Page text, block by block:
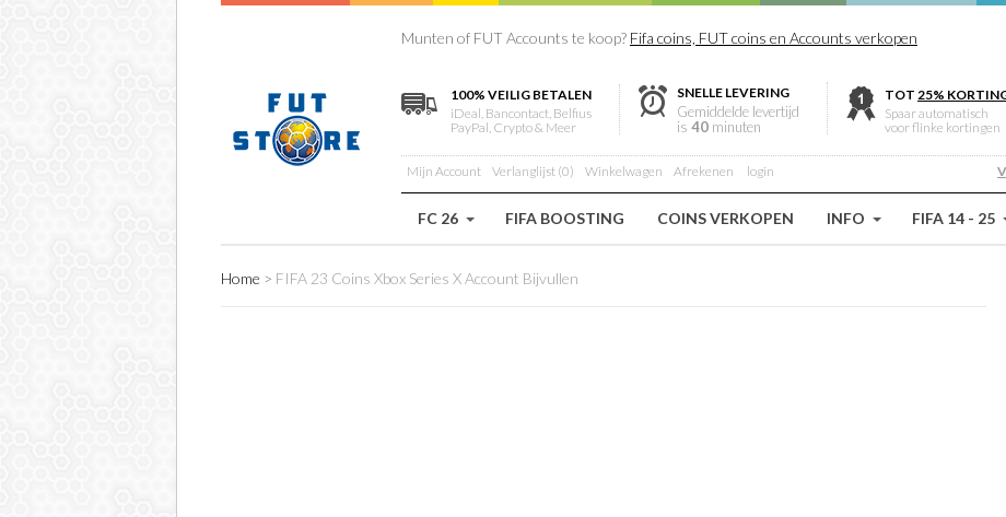
Munten of FUT Accounts te koop? Fifa coins, FUT coins en Accounts verkopen
100% VEILIG BETALEN
iDeal, Bancontact, Belfius
PayPal, Crypto & Meer
SNELLE LEVERING
Gemiddelde levertijd
is 40 minuten
TOT 25%
Spaar automatisch
voor flinke kortingen
Mijn Account Verlanglijst (0) Winkelwagen Afrekenen login
FC 26 FIFA BOOSTING COINS VERKOPEN INFO FIFA 14 - 25
Home > FIFA 23 Coins Xbox Series X Account Bijvullen